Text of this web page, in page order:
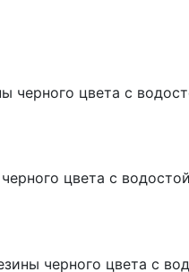
черного цвета с
цвета с
черного цвета с